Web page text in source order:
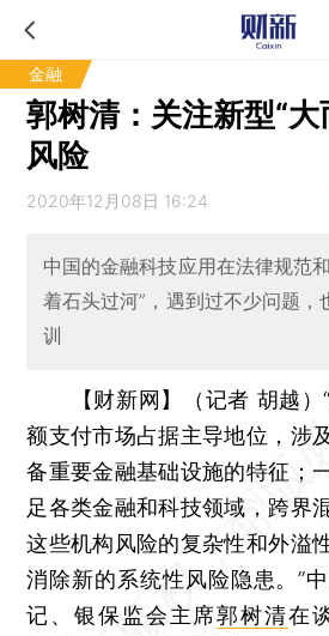
金融
郭树清：关注新型“大
风险
2020年12月08日 16:24
中国的金融科技应用在法律规范
着石头过河”，遇到过不少问题，
训
【财新网】（记者 胡越）
额支付市场占据主导地位，涉
备重要金融基础设施的特征；
足各类金融和科技领域，跨界
这些机构风险的复杂性和外溢
消除新的系统性风险隐患。”
记、银保监会主席郭树清在